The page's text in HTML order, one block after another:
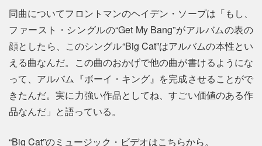
同曲についてフロントマンのヘイデン・ソープは「もし、
ファースト・シングルの“Get My Bang”がアルバムの表の
顔としたら、このシングル“Big Cat”はアルバムの本性とい
える曲なんだ。この曲のおかげで他の曲が書けるようにな
って、アルバム『ボーイ・キング』を完成させることがで
きたんだ。実に力強い作品としてね、すごい価値のある作
品なんだ」と語っている。
“Big Cat”のミュージック・ビデオはこちらから。